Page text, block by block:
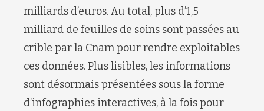
milliards d’euros. Au total, plus d’1,5
milliard de feuilles de soins sont passées au
crible par la Cnam pour rendre exploitables
ces données. Plus lisibles, les informations
sont désormais présentées sous la forme
d’infographies interactives, à la fois pour